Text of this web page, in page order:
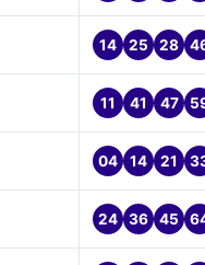
14 25 28
11 41 47
04 14 21
24 36 45